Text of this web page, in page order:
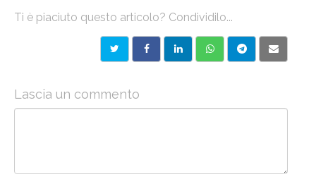
Ti è piaciuto questo articolo? Condividilo...
Lascia un commento